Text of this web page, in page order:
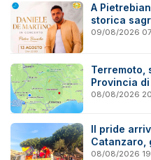
A
storica
09/08/2026
Terremoto,
Provincia
08/08/2026
Il pride
Catanzaro,
08/08/2026